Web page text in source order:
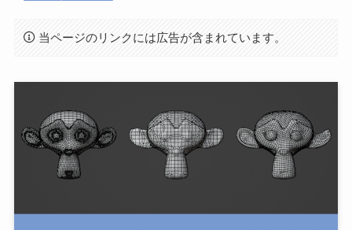
当ページのリンクには広告が含まれています。